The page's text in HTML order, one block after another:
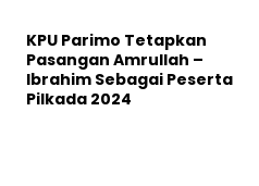
KPU Parimo Tetapkan
Pasangan Amrullah –
Ibrahim Sebagai Peserta
Pilkada 2024